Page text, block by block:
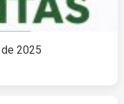
2025